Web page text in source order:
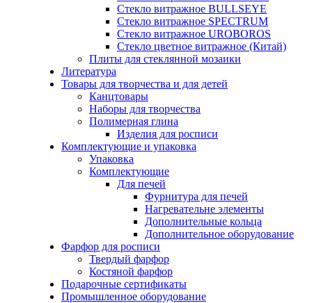
Стекло витражное BULLSEYE
Стекло витражное SPECTRUM
Стекло витражное UROBOROS
Стекло цветное витражное (Китай)
Плиты для стеклянной мозаики
Литература
Товары для творчества и для детей
Канцтовары
Наборы для творчества
Полимерная глина
Изделия для росписи
Комплектующие и упаковка
Упаковка
Комплектующие
Для печей
Фурнитура для печей
Нагревательне элементы
Дополнительные кольца
Дополнительное оборудование
Фарфор для росписи
Твердый фарфор
Костяной фарфор
Подарочные сертификаты
Промышленное оборудование